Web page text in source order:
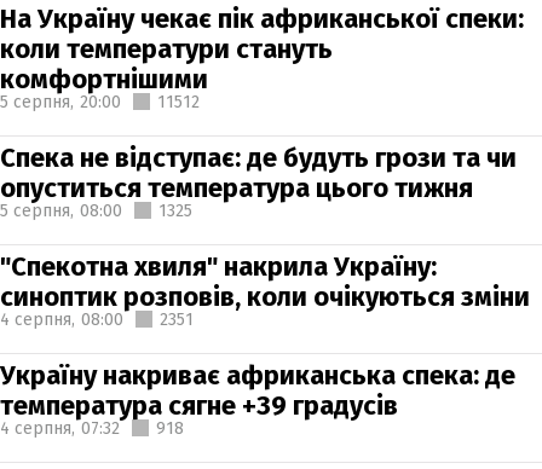
На Україну чекає пік африканської спеки:
коли температури стануть
комфортнішими
5 серпня, 20:00 11512
Спека не відступає: де будуть грози та чи
опуститься температура цього тижня
5 серпня, 08:00 1325
"Спекотна хвиля" накрила Україну:
синоптик розповів, коли очікуються зміни
4 серпня, 08:00 2351
Україну накриває африканська спека: де
температура сягне +39 градусів
4 серпня, 07:32 918